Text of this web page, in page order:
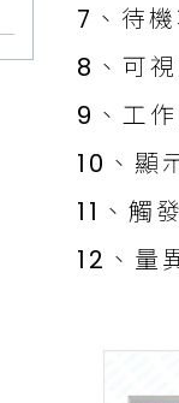
7、待
8、可
9、工
10、顯
11、觸
12、量